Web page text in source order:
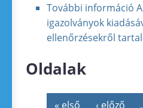
További információ
igazolványok
ellenőrzésekről
Oldalak
« első ‹ előző